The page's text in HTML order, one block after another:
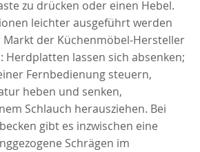
zu drücken oder einen Hebel.
leichter ausgeführt werden
der Küchenmöbel-Hersteller
Herdplatten lassen sich absenken;
Fernbedienung steuern,
heben und senken,
Schlauch herausziehen. Bei
gibt es inzwischen eine
Schrägen im